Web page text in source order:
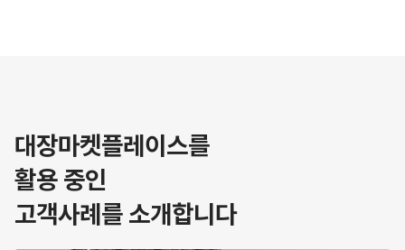
대장마켓플레이스를
활용 중인
고객사례를 소개합니다